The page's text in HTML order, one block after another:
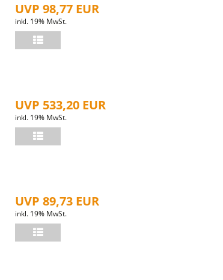
UVP 98,77 EUR
inkl. 19% MwSt.
UVP 533,20 EUR
inkl. 19% MwSt.
UVP 89,73 EUR
inkl. 19% MwSt.